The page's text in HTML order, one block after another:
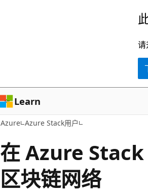
容
请
Learn
Azure Azure Stack用户
在 Azure
区块链网络